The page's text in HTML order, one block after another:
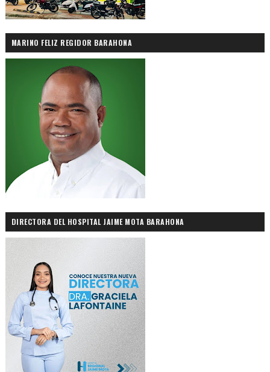
MARINO FELIZ REGIDOR BARAHONA
DIRECTORA DEL HOSPITAL JAIME MOTA BARAHONA